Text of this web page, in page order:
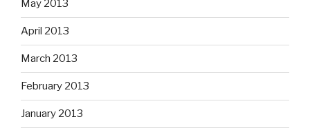
May 2013
April 2013
March 2013
February 2013
January 2013